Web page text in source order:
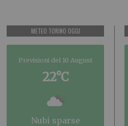
METEO TORINO OGGI
Previsioni del 10 August
22°C
nubi sparse